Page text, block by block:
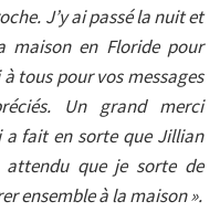
J’y ai passé la nuit et
maison en Floride pour
tous pour vos messages
Un grand merci
fait en sorte que Jillian
que je sorte de
ensemble à la maison ».